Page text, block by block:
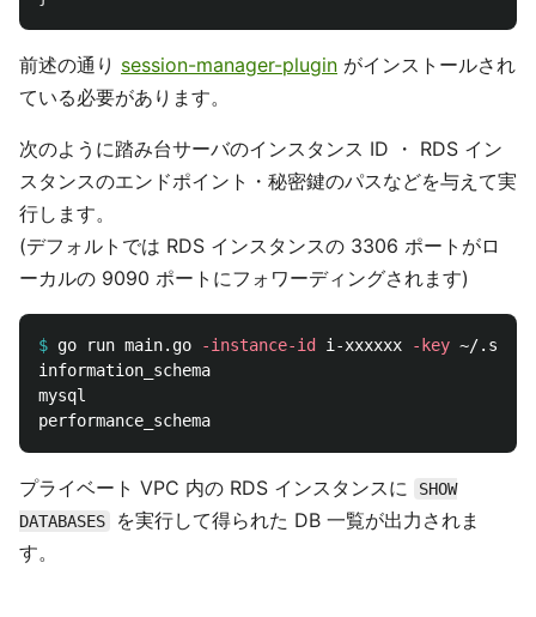
前述の通り session-manager-plugin がインストールされ
ている必要があります。
次のように踏み台サーバのインスタンス ID ・ RDS イン
スタンスのエンドポイント・秘密鍵のパスなどを与えて実
行します。
(デフォルトでは RDS インスタンスの 3306 ポートがロ
ーカルの 9090 ポートにフォワーディングされます)
$ go run main.go -instance-id i-xxxxxx -key ~/.ssh/
information_schema
mysql
プライベート VPC 内の RDS インスタンスに
SHOW
DATABASES
を実行して得られた DB 一覧が出力されま
す。